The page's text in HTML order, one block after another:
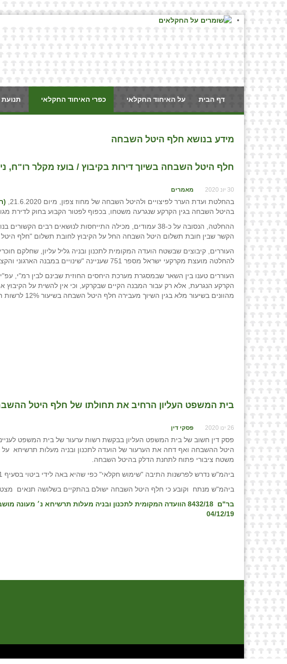
דף הבית על האיחוד החקלאי כפרי האיחוד החקלאי תנועת
מידע בנושא חלף היטל השבחה
חלף היטל השבחה בשיוך דירות בקיבוץ / בועז מקלר רו"ח,
30 יונ 2020 מאמרים
בהחלטת ועדת הערר לפיצויים ולהיטל השבחה של מחוז צפון, מיום 21.6.2020,
בהיטל השבחה בגין הקרקע שנגרעה משטחו, בכפוף לפטור הקבוע בחוק לדירת מגורים
ההחלטה, הנסובה על כ-38 עמודים, מכילה התייחסות לנושאים
הקשר שבין חובת תשלום היטל השבחה החל על הקיבוץ לחובת תשלום "חלף
העוררים, קיבוצים שבשטח הועדה המקומית לתכנון ובניה גליל עליון, שחלקם
להחלטה מועצת מקרקעי ישראל מספר 751 שעניינה "שינויים במבנה הארגוני והקצאת קרקע בקיבוצים".
הקרקע הנגרעת, אלא רק עבור המבנה הקיים שבקרקע, וכי אין להשית על
מהוונים בשיעור מלא בגין השיוך מעבירה חלף היטל השבחה בשיעור 12% לרשות המקומית
בית המשפט העליון הרחיב את תחולתו של חלף היטל
26 ינו 2020 פסקי דין
פסק דין חשוב של בית המשפט העליון בבקשת רשות ערעור של בית המשפט
היטל ההשבחה ואף דחה את הערעור של הועדה לתכנון ובניה מעלות תרשיחא על
משטח ציבורי פתוח לתחנת הדלק בהיטל השבחה.
ביהמ"ש נדרש לפרשנות התיבה "שימוש חקלאי" כפי שהיא באה לידי ביטוי בסעיף 21 לתוספת השלישית בחוק.
ביהמ"ש מנתח וקובע כי חלף היטל השבחה ישולם בהתקיים בשלושה תנאים
בר"ם 8432/18 הוועדה המקומית לתכנון ובניה מעלות תרשיחא נ׳
04/12/19